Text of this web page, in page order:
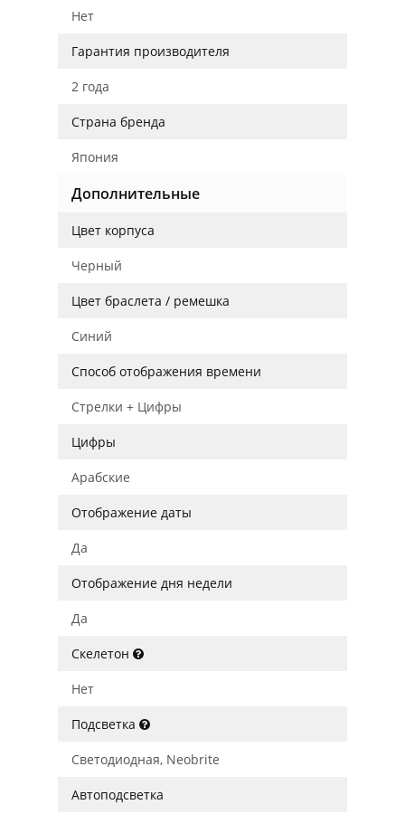
Нет
Гарантия производителя
2 года
Страна бренда
Япония
Дополнительные
Цвет корпуса
Черный
Цвет браслета / ремешка
Синий
Способ отображения времени
Стрелки + Цифры
Цифры
Арабские
Отображение даты
Да
Отображение дня недели
Да
Скелетон
Нет
Подсветка
Светодиодная, Neobrite
Автоподсветка